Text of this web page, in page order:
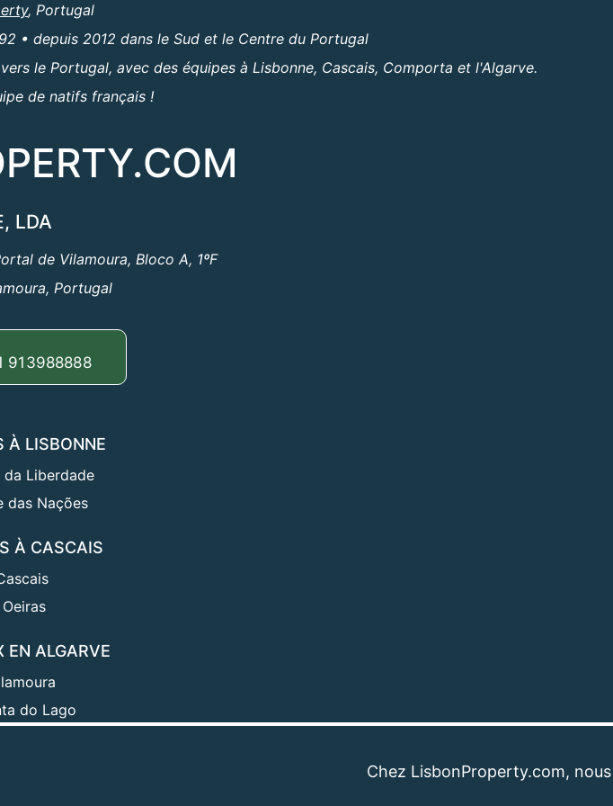
, Portugal
• depuis 2012 dans le Sud et le Centre du Portugal
le Portugal, avec des équipes à Lisbonne, Cascais, Comporta et l'Algarve.
de natifs français !
LDA
de Vilamoura, Bloco A, 1ºF
Portugal
913988888
À LISBONNE
da Liberdade
das Nações
À CASCAIS
EN ALGARVE
do Lago
Chez LisbonProperty.com, nous